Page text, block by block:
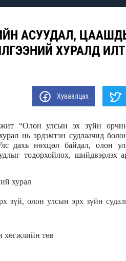
АСУУДАЛ,
ХУРАЛД
Хуваалцах
“Олон улсын эх зүйн
нь эрдэмтэн судлаачид
дахь нөхцөл байдал, олон
тодорхойлох, шийдвэрлэх
хурал
зүй, олон улсын эрх зүйн
төв